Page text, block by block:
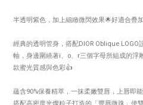
半透明紫色，加上細緻微閃效果🌟好適合疊
經典的透明管身，搭配DIOR Oblique LOGO
軸，身邊圍繞著i、o、r三個字母所組成的浮
款蜜光質感與色彩👍
蘊含90%保養精萃，一抹柔嫩雙唇，上唇即